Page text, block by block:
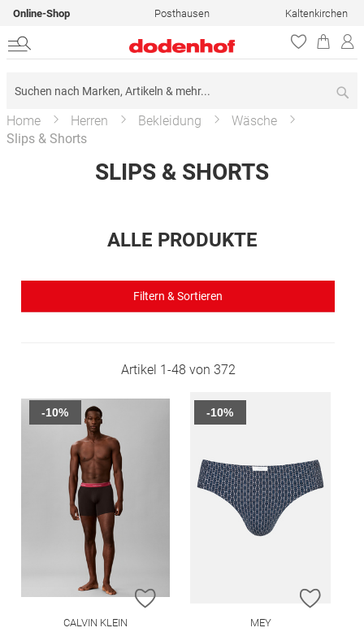
Online-Shop Posthausen Kaltenkirchen
Home Herren Bekleidung
Wäsche
Slips & Shorts
SLIPS & SHORTS
ALLE PRODUKTE
Filtern & Sortieren
Artikel 1-48 von 372
ZUR WUNSCHLISTE HINZUFÜGEN
CALVIN KLEIN
-10%
ZUR
MEY
-10%